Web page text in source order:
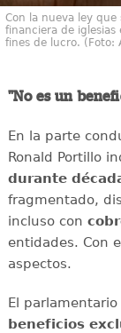
Con la nueva ley que
financiera de iglesias
fines de lucro. (Foto:
"No es un
En la parte
Ronald Portillo
durante
fragmentado,
incluso con
entidades. Con
aspectos.
El
beneficios